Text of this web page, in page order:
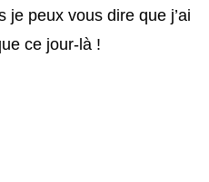
je peux vous dire que j’ai
ce jour-là !